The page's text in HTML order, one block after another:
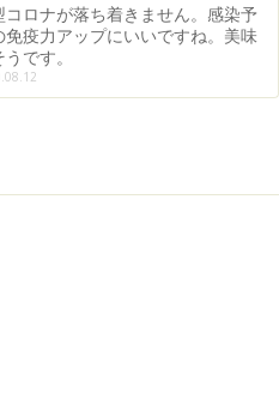
コロナが落ち着きません。感染予
免疫力アップにいいですね。美味
うです。